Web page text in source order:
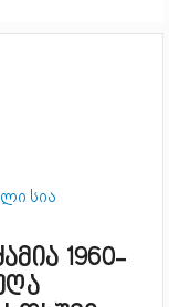
სია
1960-